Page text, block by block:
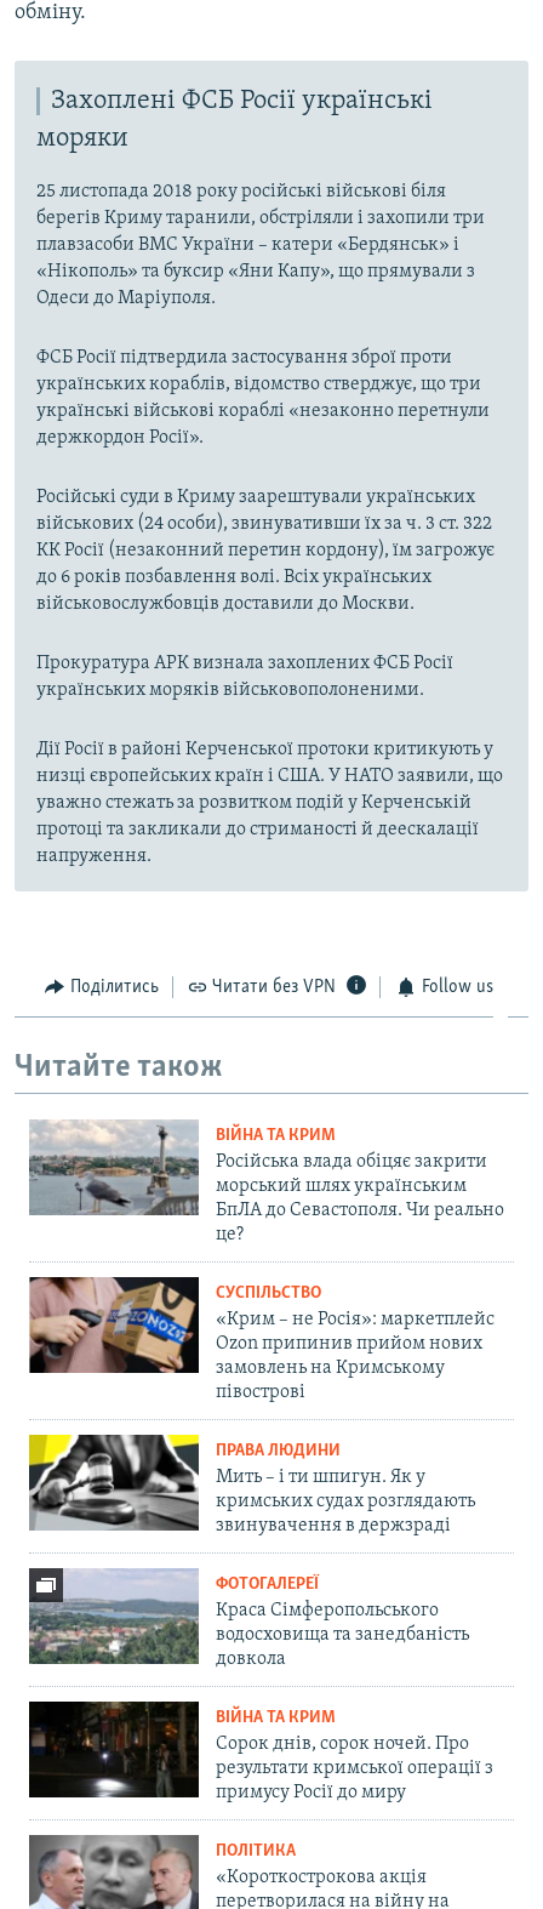
обміну.
Захоплені ФСБ Росії українські
моряки
25 листопада 2018 року російські військові біля
берегів Криму таранили, обстріляли і захопили три
плавзасоби ВМС України – катери «Бердянськ» і
«Нікополь» та буксир «Яни Капу», що прямували з
Одеси до Маріуполя.
ФСБ Росії підтвердила застосування зброї проти
українських кораблів, відомство стверджує, що три
українські військові кораблі «незаконно перетнули
держкордон Росії».
Російські суди в Криму заарештували українських
військових (24 особи), звинувативши їх за ч. 3 ст. 322
КК Росії (незаконний перетин кордону), їм загрожує
до 6 років позбавлення волі. Всіх українських
військовослужбовців доставили до Москви.
Прокуратура АРК визнала захоплених ФСБ Росії
українських моряків військовополоненими.
Дії Росії в районі Керченської протоки критикують у
низці європейських країн і США. У НАТО заявили, що
уважно стежать за розвитком подій у Керченській
протоці та закликали до стриманості й деескалації
напруження.
Поділитись Читати без VPN Follow us
Читайте також
ВІЙНА ТА КРИМ
Російська влада обіцяє закрити
морський шлях українським
БпЛА до Севастополя. Чи реально
це?
СУСПІЛЬСТВО
«Крим – не Росія»: маркетплейс
Ozon припинив прийом нових
замовлень на Кримському
півострові
ПРАВА ЛЮДИНИ
Мить – і ти шпигун. Як у
кримських судах розглядають
звинувачення в держзраді
ФОТОГАЛЕРЕЇ
Краса Сімферопольського
водосховища та занедбаність
довкола
ВІЙНА ТА КРИМ
Сорок днів, сорок ночей. Про
результати кримської операції з
примусу Росії до миру
ПОЛІТИКА
«Короткострокова акція
перетворилася на війну на